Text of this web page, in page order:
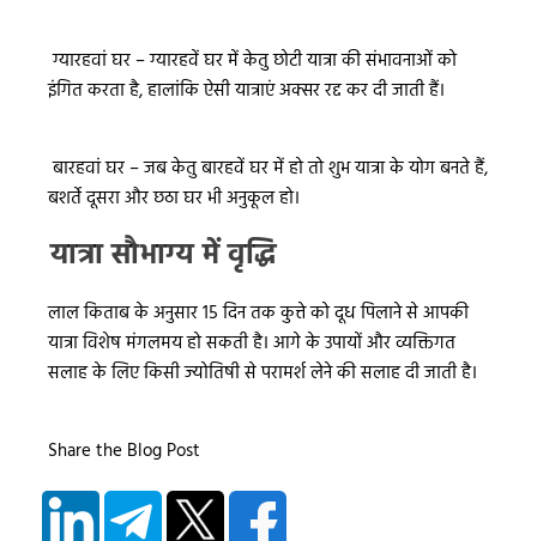
ग्यारहवां घर – ग्यारहवें घर में केतु छोटी यात्रा की संभावनाओं को
इंगित करता है, हालांकि ऐसी यात्राएं अक्सर रद्द कर दी जाती हैं।
बारहवां घर – जब केतु बारहवें घर में हो तो शुभ यात्रा के योग बनते हैं,
बशर्ते दूसरा और छठा घर भी अनुकूल हो।
यात्रा सौभाग्य में वृद्धि
लाल किताब के अनुसार 15 दिन तक कुत्ते को दूध पिलाने से आपकी
यात्रा विशेष मंगलमय हो सकती है। आगे के उपायों और व्यक्तिगत
सलाह के लिए किसी ज्योतिषी से परामर्श लेने की सलाह दी जाती है।
Share the Blog Post